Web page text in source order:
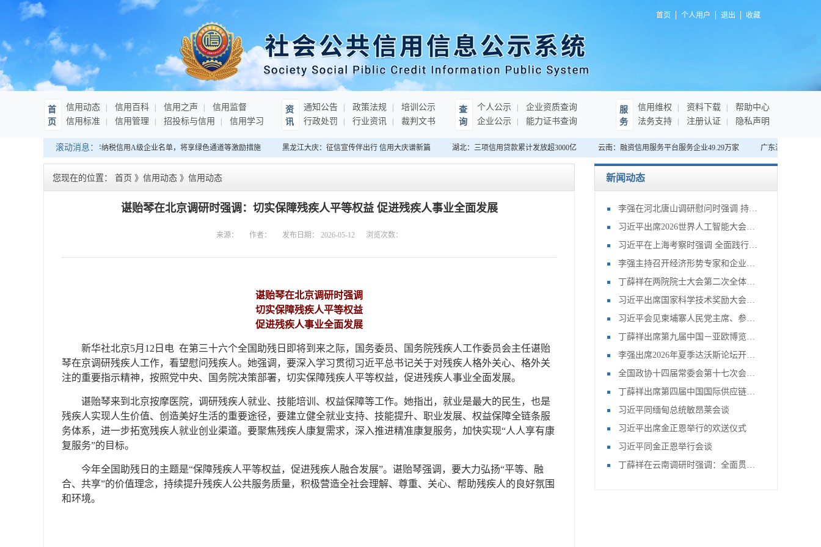
首页 个人用户 退出 收藏
首
页
信用动态 信用百科 信用之声
信用监督
信用标准
信用管理 招投标与信用 信用学习
资
讯
通知公告 政策法规
培训公示
行政处罚
行业资讯 裁判文书
查
询
个人公示
企业资质查询
企业公示
能力证书查询
服
务
信用维权 资料下载
帮助中心
法务支持
注册认证 隐私声明
滚动消息：
海南：发布连续10年纳税信用A级企业名单，将享绿色通道等激励措施 黑龙江大庆：征信宣传伴出行 信用大庆谱新篇 湖北：三项信用贷款累计发放超3000亿 云南：融资信用服务平台服务企业49.29万家 广东深圳：首家“
新闻动态
李强在河北唐山调研慰问时强调 持续提升防灾减灾救灾能力 切实保障人民群众生命财产安全
习近平出席2026世界人工智能大会暨人工智能全球治理高级别会议开幕式并发表主旨讲话
习近平在上海考察时强调 全面践行人民城市理念 高质量推进城市更新
李强主持召开经济形势专家和企业家座谈会
丁薛祥在两院院士大会第二次全体会议上强调 全力抓好党中央关于科技事业各项部署的落实 加快推进高水平科技自立自强
习近平出席国家科学技术奖励大会两院院士大会中国科协第十一次全国代表大会并发表重要讲话
习近平会见柬埔寨人民党主席、参议院主席洪森
丁薛祥出席第九届中国－亚欧博览会开幕式并会见与会外国政要
李强出席2026年夏季达沃斯论坛开幕式并致辞
全国政协十四届常委会第十七次会议开幕
丁薛祥出席第四届中国国际供应链促进博览会开幕式并作主旨讲话
习近平同缅甸总统敏昂莱会谈
习近平出席金正恩举行的欢送仪式
习近平同金正恩举行会谈
丁薛祥在云南调研时强调：全面贯彻党的教育方针 深入推进基础教育高质量发展
您现在的位置： 首页 》 信用动态 》 信用动态
谌贻琴在北京调研时强调：切实保障残疾人平等权益 促进残疾人事业全面发展
来源： 作者： 发布日期： 2026-05-12 浏览次数：
谌贻琴在北京调研时强调
切实保障残疾人平等权益
促进残疾人事业全面发展
新华社北京5月12日电 在第三十六个全国助残日即将到来之际，国务委员、国务院残疾人工作委员会主任谌贻
琴在京调研残疾人工作，看望慰问残疾人。她强调，要深入学习贯彻习近平总书记关于对残疾人格外关心、格外关
注的重要指示精神，按照党中央、国务院决策部署，切实保障残疾人平等权益，促进残疾人事业全面发展。
谌贻琴来到北京按摩医院，调研残疾人就业、技能培训、权益保障等工作。她指出，就业是最大的民生，也是
残疾人实现人生价值、创造美好生活的重要途径，要建立健全就业支持、技能提升、职业发展、权益保障全链条服
务体系，进一步拓宽残疾人就业创业渠道。要聚焦残疾人康复需求，深入推进精准康复服务，加快实现“人人享有康
复服务”的目标。
今年全国助残日的主题是“保障残疾人平等权益，促进残疾人融合发展”。谌贻琴强调，要大力弘扬“平等、融
合、共享”的价值理念，持续提升残疾人公共服务质量，积极营造全社会理解、尊重、关心、帮助残疾人的良好氛围
和环境。